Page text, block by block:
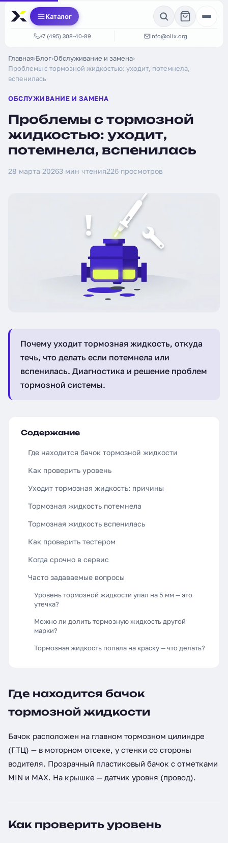
Каталог
+7 (495) 308-40-89 info@oilx.org
Главная›Блог›Обслуживание и замена›
Проблемы с тормозной жидкостью: уходит, потемнела,
вспенилась
ОБСЛУЖИВАНИЕ И ЗАМЕНА
Проблемы с тормозной
жидкостью: уходит,
потемнела, вспенилась
28 марта 20263 мин чтения226 просмотров
Почему уходит тормозная жидкость, откуда
течь, что делать если потемнела или
вспенилась. Диагностика и решение проблем
тормозной системы.
Содержание
Где находится бачок тормозной жидкости
Как проверить уровень
Уходит тормозная жидкость: причины
Тормозная жидкость потемнела
Тормозная жидкость вспенилась
Как проверить тестером
Когда срочно в сервис
Часто задаваемые вопросы
Уровень тормозной жидкости упал на 5 мм — это
утечка?
Можно ли долить тормозную жидкость другой
марки?
Тормозная жидкость попала на краску — что делать?
Где находится бачок
тормозной жидкости
Бачок расположен на главном тормозном цилиндре
(ГТЦ) — в моторном отсеке, у стенки со стороны
водителя. Прозрачный пластиковый бачок с отметками
MIN и MAX. На крышке — датчик уровня (провод).
Как проверить уровень